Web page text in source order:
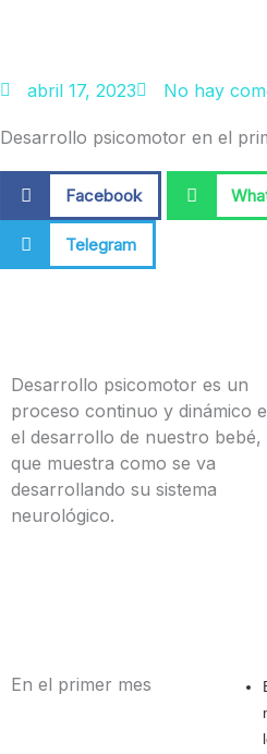
abril 17, 2023 No hay
Desarrollo psicomotor en el
Facebook
Telegram
Desarrollo psicomotor es un
proceso continuo y dinámico
el desarrollo de nuestro bebé,
que muestra como se va
desarrollando su sistema
neurológico.
En el primer mes